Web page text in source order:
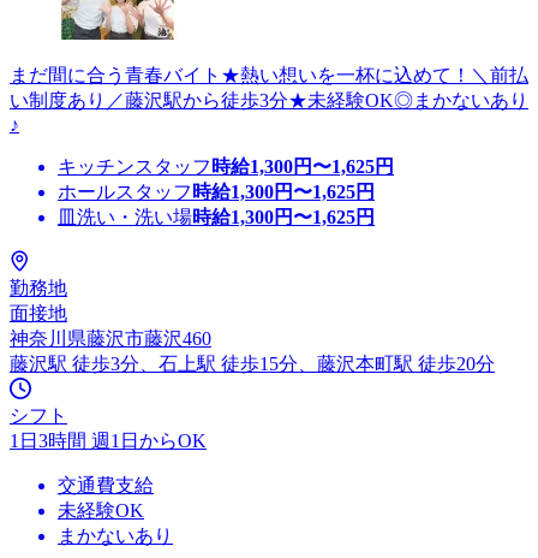
まだ間に合う青春バイト★熱い想いを一杯に込めて！＼前払
い制度あり／藤沢駅から徒歩3分★未経験OK◎まかないあり
♪
キッチンスタッフ 時給1,300円〜1,625円
ホールスタッフ 時給1,300円〜1,625円
皿洗い・洗い場時給1,300円〜1,625円
勤務地
面接地
神奈川県藤沢市藤沢460
藤沢駅 徒歩3分、石上駅 徒歩15分、藤沢本町駅 徒歩20分
シフト
1日3時間 週1日からOK
交通費支給
未経験OK
まかないあり